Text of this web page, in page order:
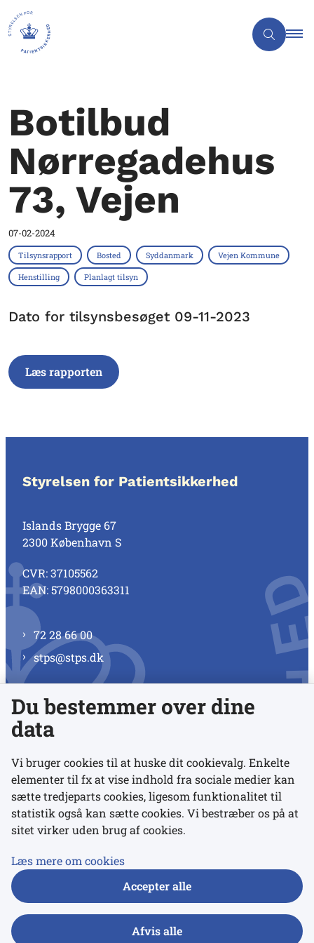
Botilbud
Nørregadehus
73, Vejen
07-02-2024
Tilsynsrapport Bosted Syddanmark Vejen Kommune
Henstilling Planlagt tilsyn
Dato for tilsynsbesøget 09-11-2023
Læs rapporten
Styrelsen for Patientsikkerhed
Islands Brygge 67
2300 København S
CVR: 37105562
EAN: 5798000363311
72 28 66 00
stps@stps.dk
Se alle kontaktnumre
Links
Udgivelser
Du bestemmer over dine
data
Vi bruger cookies til at huske dit cookievalg. Enkelte
elementer til fx at vise indhold fra sociale medier kan
sætte tredjeparts cookies, ligesom funktionalitet til
statistik også kan sætte cookies. Vi bestræber os på at
sitet virker uden brug af cookies.
Læs mere om cookies
Accepter alle
Afvis alle